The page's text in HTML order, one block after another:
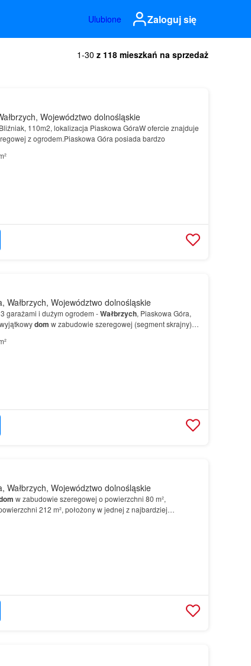
Ulubione Zaloguj się
1-30 z 118 mieszkań na sprzedaż
Województwo dolnośląskie
110m2, lokalizacja Piaskowa GóraW ofercie znajduje
z ogrodem.Piaskowa Góra posiada bardzo
Wałbrzych, Województwo dolnośląskie
garażami i dużym ogrodem -Wałbrzych, Piaskowa Góra,
dom w zabudowie szeregowej (segment skrajny),
cenionych dzielnic - Piaskowa Gór…
Wałbrzych, Województwo dolnośląskie
w zabudowie szeregowej o powierzchni 80 m²,
212 m², położony w jednej z najbardziej